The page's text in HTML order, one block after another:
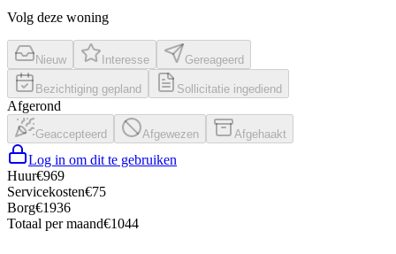
Volg deze woning
Nieuw Interesse Gereageerd
Bezichtiging gepland Sollicitatie ingediend
Afgerond
Geaccepteerd Afgewezen Afgehaakt
Log in om dit te gebruiken
Huur€969
Servicekosten€75
Borg€1936
Totaal per maand€1044